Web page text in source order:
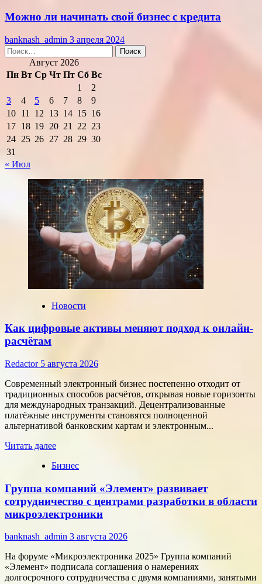
Можно ли начинать свой бизнес с кредита
banknash_admin 3 апреля 2024
Найти:
Август 2026
Пн Вт Ср Чт Пт Сб Вс
1
2
3
4 5 6 7 8
9
10 11 12 13 14 15 16
17 18 19 20 21 22 23
24 25 26 27 28 29 30
31
« Июл
Новости
Как цифровые активы меняют подход к онлайн-
расчётам
Redactor 5 августа 2026
Современный электронный бизнес постепенно отходит от
традиционных способов расчётов, открывая новые горизонты
для международных транзакций. Децентрализованные
платёжные инструменты становятся полноценной
альтернативой банковским картам и электронным...
Читать далееПрочитать
о
цифровые
активы
меняют
подход
онлайн-
Бизнес
Группа компаний «Элемент» развивает
сотрудничество с центрами разработки в области
микроэлектроники
banknash_admin 3 августа 2026
На форуме «Микроэлектроника 2025» Группа компаний
«Элемент» подписала соглашения о намерениях
долгосрочного сотрудничества с двумя компаниями, занятыми